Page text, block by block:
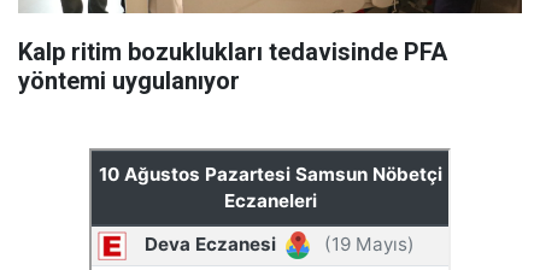
Kalp ritim bozuklukları tedavisinde PFA
yöntemi uygulanıyor